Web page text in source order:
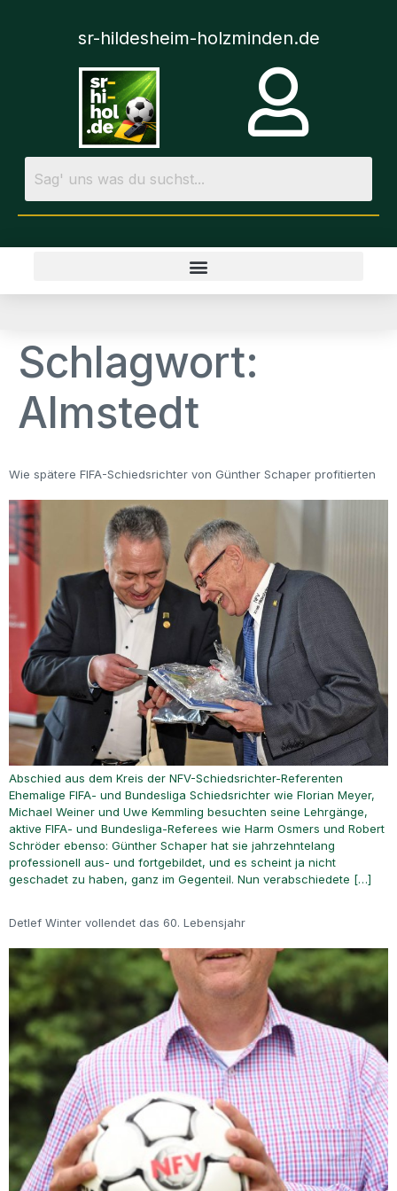
sr-hildesheim-holzminden.de
Schlagwort:
Almstedt
Wie spätere FIFA-Schiedsrichter von Günther Schaper profitierten
Abschied aus dem Kreis der NFV-Schiedsrichter-Referenten
Ehemalige FIFA- und Bundesliga Schiedsrichter wie Florian Meyer,
Michael Weiner und Uwe Kemmling besuchten seine Lehrgänge,
aktive FIFA- und Bundesliga-Referees wie Harm Osmers und Robert
Schröder ebenso: Günther Schaper hat sie jahrzehntelang
professionell aus- und fortgebildet, und es scheint ja nicht
geschadet zu haben, ganz im Gegenteil. Nun verabschiedete […]
Detlef Winter vollendet das 60. Lebensjahr